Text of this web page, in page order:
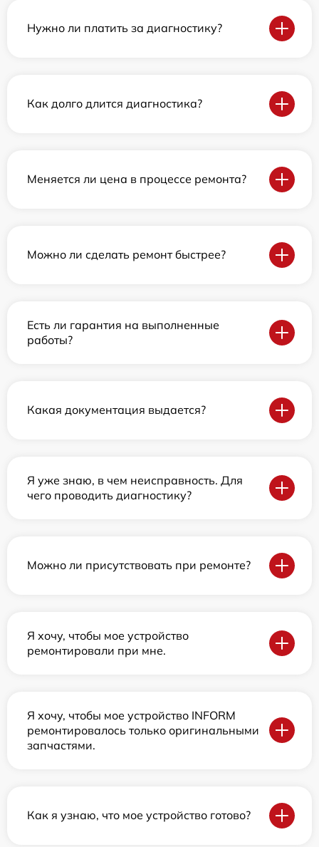
Нужно ли платить за диагностику?
Как долго длится диагностика?
Меняется ли цена в процессе ремонта?
Можно ли сделать ремонт быстрее?
Есть ли гарантия на выполненные
работы?
Какая документация выдается?
Я уже знаю, в чем неисправность. Для
чего проводить диагностику?
Можно ли присутствовать при ремонте?
Я хочу, чтобы мое устройство
ремонтировали при мне.
Я хочу, чтобы мое устройство INFORM
ремонтировалось только оригинальными
запчастями.
Как я узнаю, что мое устройство готово?